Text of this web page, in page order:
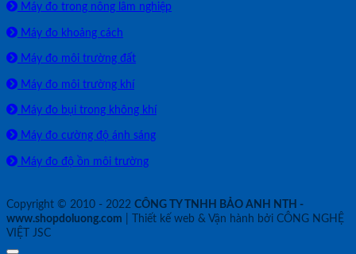
Máy đo trong nông lâm nghiệp
Máy đo khoảng cách
Máy đo môi trường đất
Máy đo môi trường khí
Máy đo bụi trong không khí
Máy đo cường độ ánh sáng
Máy đo độ ồn môi trường
Copyright © 2010 - 2022 CÔNG TY TNHH BẢO ANH NTH -
www.shopdoluong.com | Thiết kế web & Vận hành bởi CÔNG NGHỆ
VIỆT JSC